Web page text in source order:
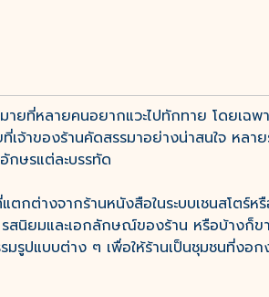
ายที่หลายคนอยากแวะไปทักทาย โดยเ
จ้าของร้านคัดสรรมาอย่างน่าสนใจ หล
ษรแต่ละบรรทัด
กต่างจากร้านหนังสือในระบบเชนสโตร์
สนิยมและเอกลักษณ์ของร้าน หรือบ้างก็
มรูปแบบต่าง ๆ เพื่อให้ร้านเป็นชุมชนที่